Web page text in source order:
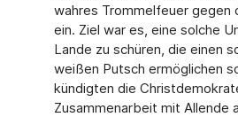
wahres Trommelfeuer gegen
ein. Ziel war es, eine solche
Lande zu schüren, die einen
weißen Putsch ermöglichen
kündigten die
Zusammenarbeit mit Allende